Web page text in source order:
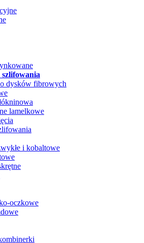
szlifowania
dysków fibrowych
lamelkowe
i kobaltowe
oczkowe